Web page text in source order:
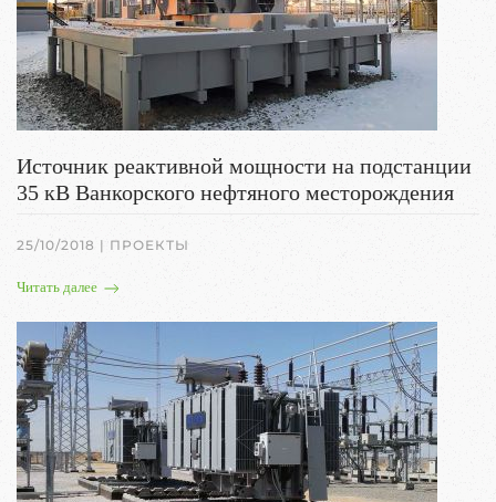
Источник реактивной мощности на подстанции
35 кВ Ванкорского нефтяного месторождения
25/10/2018 | ПРОЕКТЫ
Читать далее